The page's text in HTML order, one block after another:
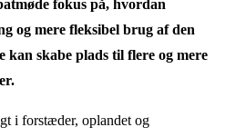
fokus på, hvordan
og mere fleksibel brug af den
kan skabe plads til flere og mere
i forstæder, oplandet og